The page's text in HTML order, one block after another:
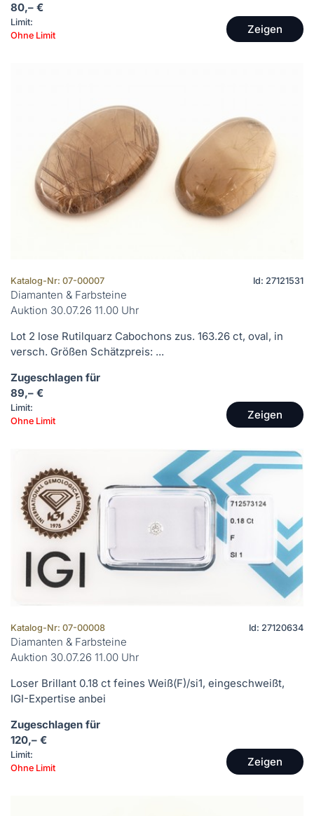
80,– €
Limit:
Ohne Limit
Zeigen
Katalog-Nr: 07-00007 Id: 27121531
Diamanten & Farbsteine
Auktion 30.07.26 11.00 Uhr
Lot 2 lose Rutilquarz Cabochons zus. 163.26 ct, oval, in
versch. Größen Schätzpreis: ...
Zugeschlagen für
89,– €
Limit:
Ohne Limit
Zeigen
Katalog-Nr: 07-00008 Id: 27120634
Diamanten & Farbsteine
Auktion 30.07.26 11.00 Uhr
Loser Brillant 0.18 ct feines Weiß(F)/si1, eingeschweißt,
IGI-Expertise anbei
Zugeschlagen für
120,– €
Limit:
Ohne Limit
Zeigen